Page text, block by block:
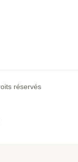
réservés